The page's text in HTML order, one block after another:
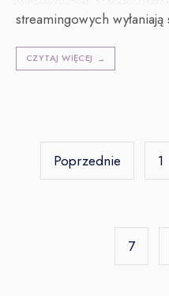
streamingowych
CZYTAJ WIĘCEJ →
Stronicowanie
wpisów
Poprzednie 1
7